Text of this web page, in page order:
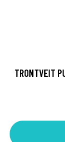
TRONTVEIT